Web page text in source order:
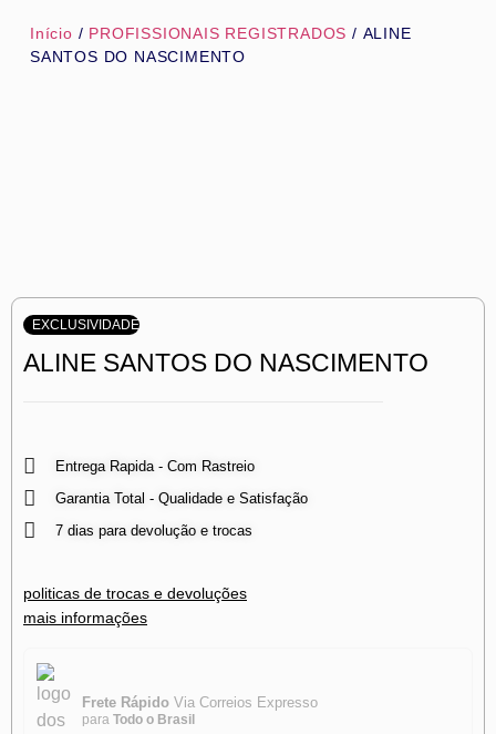
Início / PROFISSIONAIS REGISTRADOS / ALINE
SANTOS DO NASCIMENTO
EXCLUSIVIDADE
ALINE SANTOS DO NASCIMENTO
Entrega Rapida - Com Rastreio
Garantia Total - Qualidade e Satisfação
7 dias para devolução e trocas
politicas de trocas e devoluções
mais informações
Frete Rápido Via Correios Expresso
para Todo o Brasil